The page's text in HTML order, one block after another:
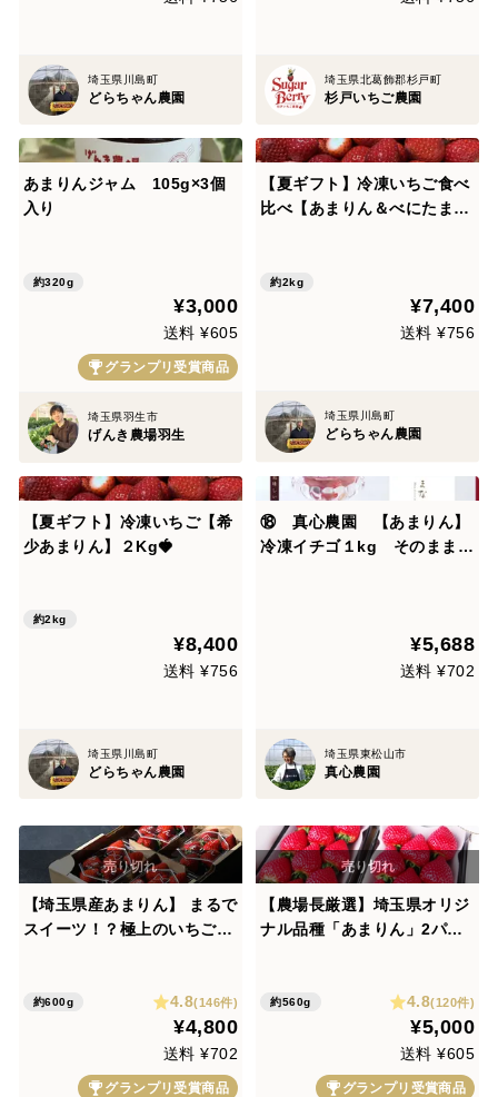
埼玉県川島町
どらちゃん農園
埼玉県北葛飾郡杉戸町
杉戸いちご農園
あまりんジャム 105g×3個
入り
約320g
¥3,000
送料 ¥605
グランプリ受賞商品
埼玉県羽生市
げんき農場羽生
【夏ギフト】冷凍いちご食べ
比べ【あまりん＆べにたま】
約2kg
¥7,400
送料 ¥756
埼玉県川島町
どらちゃん農園
【夏ギフト】冷凍いちご【希
少あまりん】２Kg🍓
約2kg
¥8,400
送料 ¥756
埼玉県川島町
どらちゃん農園
⑱ 真心農園 【あまりん】
冷凍イチゴ１kg そのままが
やつにぴったり。スムージー
や削りイチゴもおススメ！T
¥5,688
送料 ¥702
埼玉県東松山市
真心農園
【埼玉県産あまりん】 まるで
スイーツ！？極上のいちご
日指定可能】
約600g 4.8(146件)
¥4,800
送料 ¥702
グランプリ受賞商品
【農場長厳選】埼玉県オリジ
ナル品種「あまりん」2パッ
約560g 4.8(120件)
¥5,000
送料 ¥605
グランプリ受賞商品